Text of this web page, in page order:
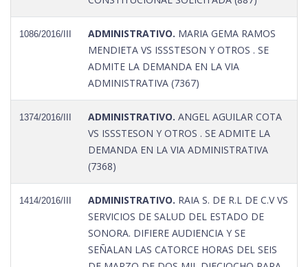
1086/2016/III ADMINISTRATIVO. MARIA GEMA RAMOS
MENDIETA VS ISSSTESON Y OTROS . SE
ADMITE LA DEMANDA EN LA VIA
ADMINISTRATIVA (7367)
1374/2016/III ADMINISTRATIVO. ANGEL AGUILAR COTA
VS ISSSTESON Y OTROS . SE ADMITE LA
DEMANDA EN LA VIA ADMINISTRATIVA
(7368)
1414/2016/III ADMINISTRATIVO. RAIA S. DE R.L DE C.V VS
SERVICIOS DE SALUD DEL ESTADO DE
SONORA. DIFIERE AUDIENCIA Y SE
SEÑALAN LAS CATORCE HORAS DEL SEIS